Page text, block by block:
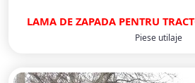
LAMA DE ZAPADA PENTRU
Piese utilaje